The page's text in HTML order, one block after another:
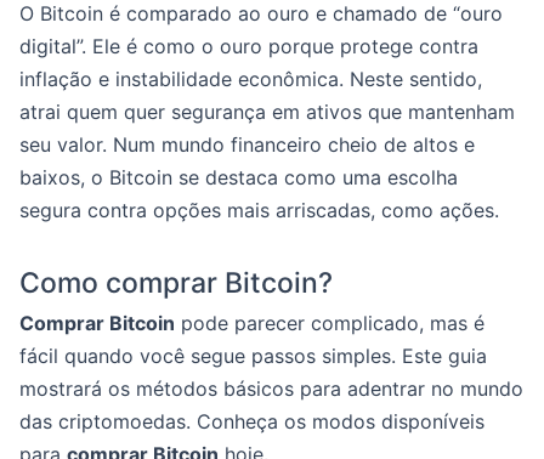
O Bitcoin é comparado ao ouro e chamado de “ouro
digital”. Ele é como o ouro porque protege contra
inflação e instabilidade econômica. Neste sentido,
atrai quem quer segurança em ativos que mantenham
seu valor. Num mundo financeiro cheio de altos e
baixos, o Bitcoin se destaca como uma escolha
segura contra opções mais arriscadas, como ações.
Como comprar Bitcoin?
Comprar Bitcoin pode parecer complicado, mas é
fácil quando você segue passos simples. Este guia
mostrará os métodos básicos para adentrar no mundo
das criptomoedas. Conheça os modos disponíveis
para comprar Bitcoin hoje.